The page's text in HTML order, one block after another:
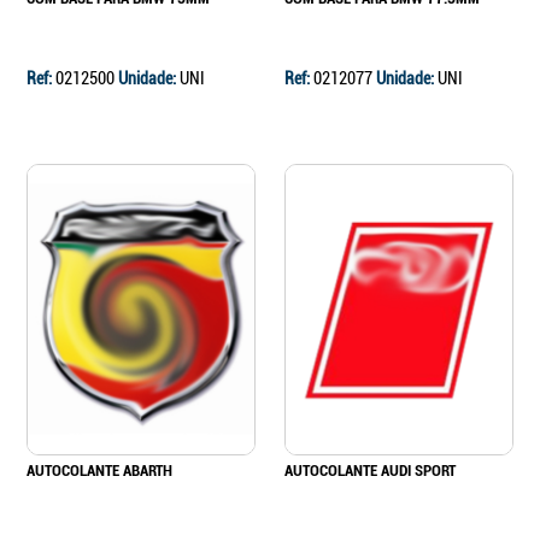
Ref:0212500Unidade:UNI Ref:0212077Unidade:UNI
AUTOCOLANTE ABARTH AUTOCOLANTE AUDI SPORT